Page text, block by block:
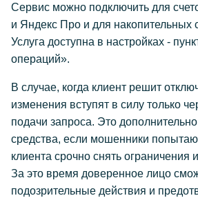
Сервис можно подключить для
и Яндекс Про и для накопительных
Услуга доступна в настройках -
операций».
В случае, когда клиент решит
изменения вступят в силу только
подачи запроса. Это
средства, если мошенники
клиента срочно снять ограничения
За это время доверенное лицо
подозрительные действия и